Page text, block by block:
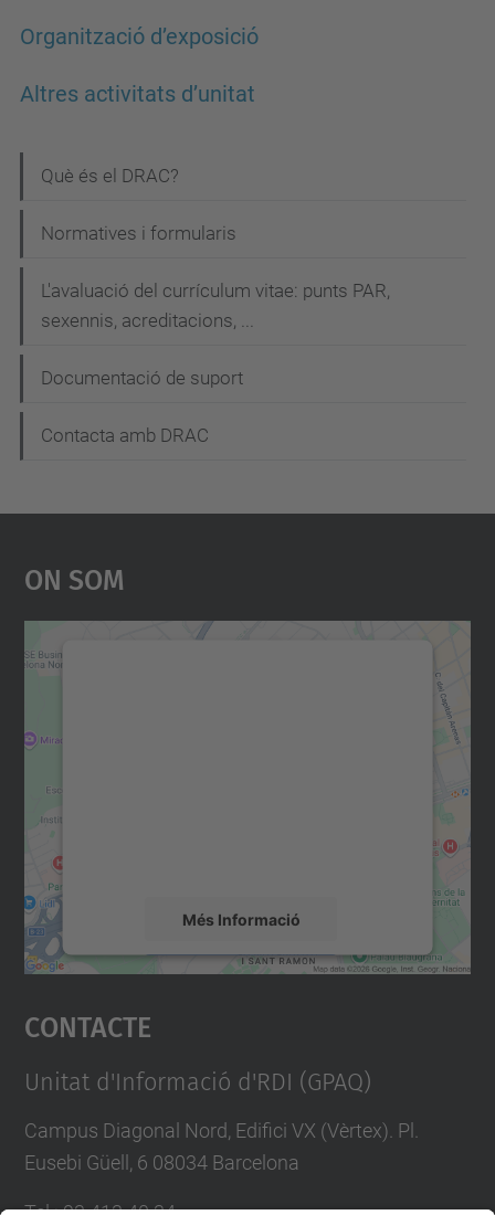
Organització d’exposició
Altres activitats d’unitat
a
v
a
c
Què és el DRAC?
Normatives i formularis
L'avaluació del currículum vitae: punts PAR,
sexennis, acreditacions, ...
Documentació de suport
Contacta amb DRAC
On Som
Més Informació
Accepta
powered by
Contacte
Unitat d'Informació d'RDI (GPAQ)
Campus Diagonal Nord, Edifici VX (Vèrtex). Pl.
Eusebi Güell, 6 08034 Barcelona